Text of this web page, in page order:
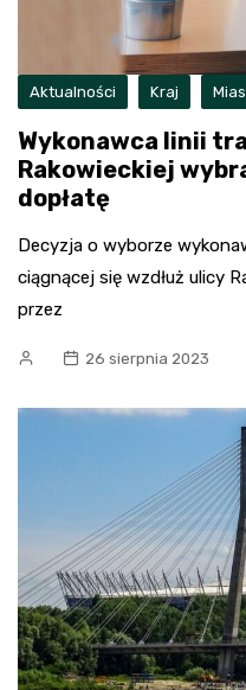
Aktualności Kraj
Wykonawca linii
Rakowieckiej
dopłatę
Decyzja o wyborze
ciągnącej się wzdłuż ulicy
przez
26 sierpnia 2023